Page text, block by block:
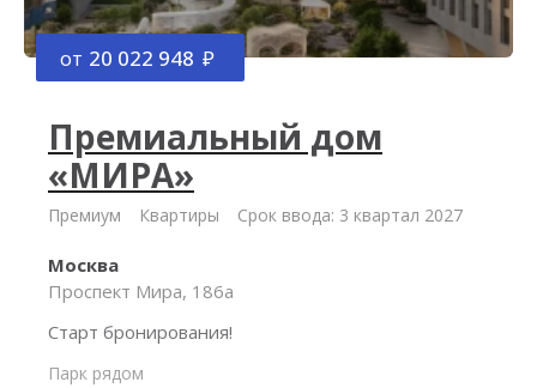
от 20 022 948
Премиальный дом
«МИРА»
Премиум Квартиры Срок ввода: 3 квартал 2027
Москва
Проспект Мира, 186а
Старт бронирования!
Парк рядом